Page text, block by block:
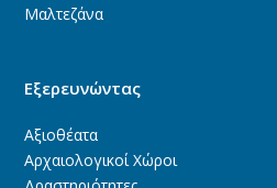
Μαλτεζάνα
Εξερευνώντας
Αξιοθέατα
Αρχαιολογικοί Χώροι